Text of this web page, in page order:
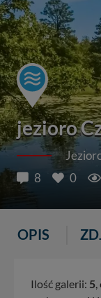
jezioro
8
0
OPIS
Ilość galerii: 5